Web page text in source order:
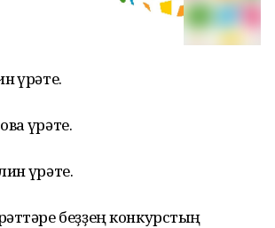
һүрәте.
һүрәте.
һүрәте.
беҙҙең конкурстың